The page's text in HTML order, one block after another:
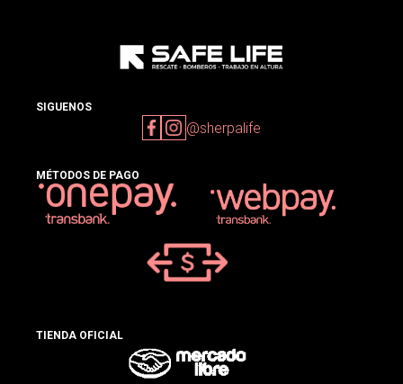
SIGUENOS
@sherpalife
MÉTODOS DE PAGO
TIENDA OFICIAL